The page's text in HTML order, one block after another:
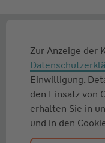
Zur Anzeige der
Einwilligung.
den Einsatz von
erhalten Sie in
und in den